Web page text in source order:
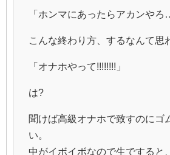
「ホンマにあったらアカンやろ
こんな終わり方、するなんて
「オナホやって!!!!!!!!」
は?
聞けば高級オナホで致すのにゴ
い。
中がイボイボなので生ですると